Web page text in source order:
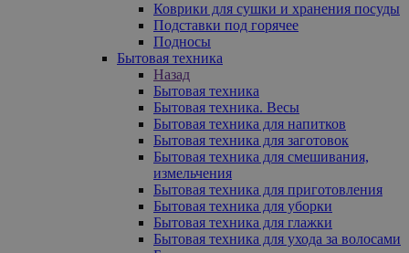
Коврики для сушки и хранения посуды
Подставки под горячее
Подносы
Бытовая техника
Назад
Бытовая техника
Бытовая техника. Весы
Бытовая техника для напитков
Бытовая техника для заготовок
Бытовая техника для смешивания,
измельчения
Бытовая техника для приготовления
Бытовая техника для уборки
Бытовая техника для глажки
Бытовая техника для ухода за волосами